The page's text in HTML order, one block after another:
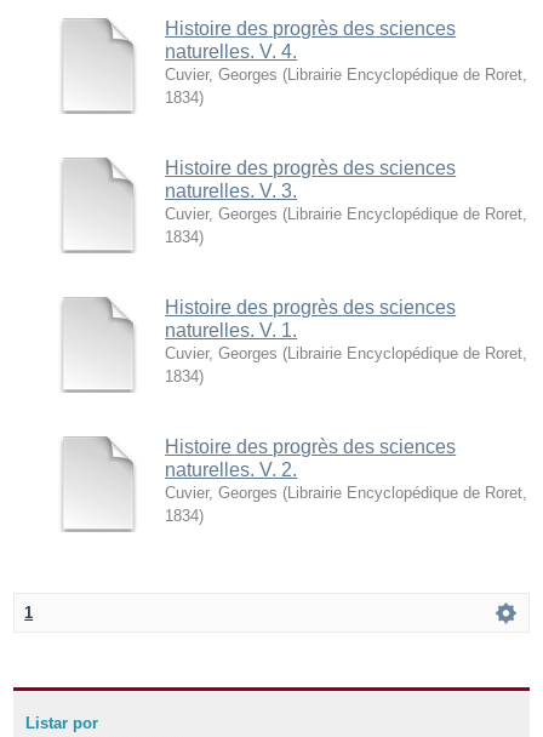
Histoire des progrès des sciences
naturelles. V. 4.
Cuvier, Georges ( Librairie Encyclopédique de Roret
1834)
Histoire des progrès des sciences
naturelles. V. 3.
Cuvier, Georges ( Librairie Encyclopédique de Roret
1834)
Histoire des progrès des sciences
naturelles. V. 1.
Cuvier, Georges ( Librairie Encyclopédique de Roret
1834)
Histoire des progrès des sciences
naturelles. V. 2.
Cuvier, Georges ( Librairie Encyclopédique de Roret
1834)
1
Listar por